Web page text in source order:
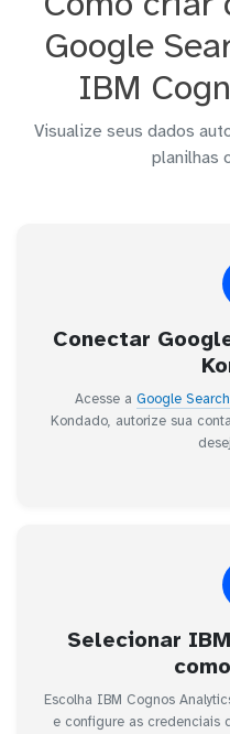
Google
IBM
Visualize seus dados
planilhas
Conectar
Acesse a Google
Kondado, autorize sua
Selecionar
Escolha IBM Cognos
e configure as credenciais